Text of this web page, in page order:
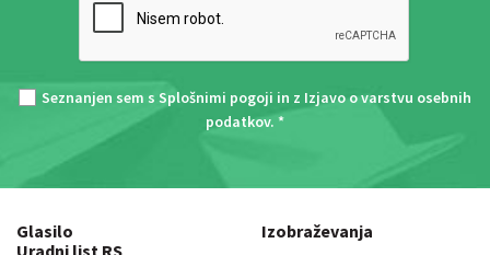
Seznanjen sem s Splošnimi pogoji in z Izjavo o varstvu osebnih
podatkov. *
Glasilo
Uradni list RS
Izobraževanja